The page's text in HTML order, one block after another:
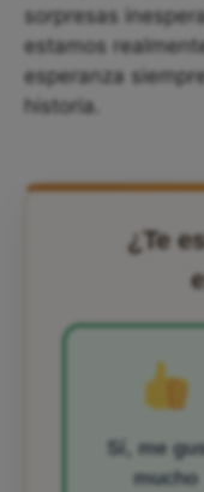
sorpresas
estamos
esperanza
historia.
¿Te
Sí, me
mucho